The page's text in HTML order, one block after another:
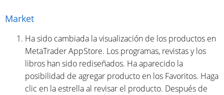
Market
Ha sido cambiada la visualización de los productos en
MetaTrader AppStore. Los programas, revistas y los
libros han sido rediseñados. Ha aparecido la
posibilidad de agregar producto en los Favoritos. Haga
clic en la estrella al revisar el producto. Después de